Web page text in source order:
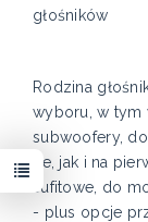
głośników
Rodzina
wyboru, w tym
subwoofery,
tle, jak i na
sufitowe, do
- plus opcje